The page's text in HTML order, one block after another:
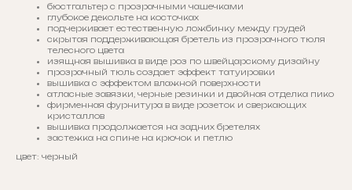
бюстгальтер с прозрачными чашечками
глубокое декольте на косточках
подчеркивает естественную ложбинку между грудей
скрытая поддерживающая бретель из прозрачного тюля
телесного цвета
изящная вышивка в виде роз по швейцарскому дизайну
прозрачный тюль создает эффект татуировки
вышивка с эффектом влажной поверхности
атласные завязки, черные резинки и двойная отделка пико
фирменная фурнитура в виде розеток и сверкающих
кристаллов
вышивка продолжается на задних бретелях
застежка на спине на крючок и петлю
цвет: черный